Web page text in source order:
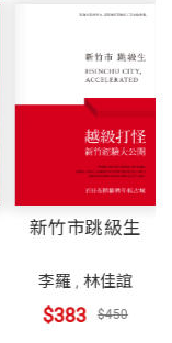
態度決定高度、
思考的指標。
！」敢拚敢闖、
創業家跨出專業
旁觀者來寫才合
物多由旁人蒐集
們別為難我。
代已然來臨，應
才有競爭力。朋
高手幫我出書，
社會檢驗，我只
療領域還有許多
業帶到國際尖
政，科技部部長
，李祖德董事長
發。
京燕沙百貨董
神隆公司董事。
資控股公司董事
福健康管理公司
；曾任《經濟
中文版》副總編
新竹市跳級生
李羅, 林佳誼
$383 $450